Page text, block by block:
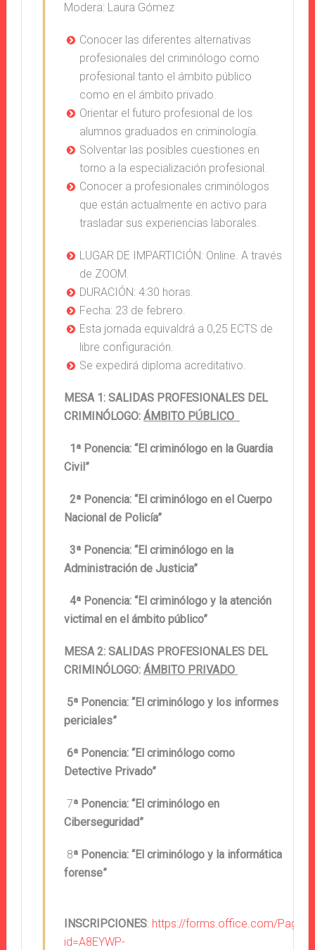
Modera: Laura Gómez
Conocer las diferentes alternativas
profesionales del criminólogo como
profesional tanto el ámbito público
como en el ámbito privado.
Orientar el futuro profesional de los
alumnos graduados en criminología.
Solventar las posibles cuestiones en
torno a la especialización profesional.
Conocer a profesionales criminólogos
que están actualmente en activo para
trasladar sus experiencias laborales.
LUGAR DE IMPARTICIÓN: Online. A través
de ZOOM.
DURACIÓN: 4:30 horas.
Fecha: 23 de febrero.
Esta jornada equivaldrá a 0,25 ECTS de
libre configuración.
Se expedirá diploma acreditativo.
MESA 1: SALIDAS PROFESIONALES DEL
CRIMINÓLOGO: ÁMBITO PÚBLICO
1ª Ponencia: “El criminólogo en la Guardia
Civil”
2ª Ponencia: “El criminólogo en el Cuerpo
Nacional de Policía”
3ª Ponencia: “El criminólogo en la
Administración de Justicia”
4ª Ponencia: “El criminólogo y la atención
victimal en el ámbito público”
MESA 2: SALIDAS PROFESIONALES DEL
CRIMINÓLOGO: ÁMBITO PRIVADO
5ª Ponencia: “El criminólogo y los informes
periciales”
6ª Ponencia: “El criminólogo como
Detective Privado”
7ª Ponencia: “El criminólogo en
Ciberseguridad”
8ª Ponencia: “El criminólogo y la informática
forense”
INSCRIPCIONES: https://forms.office.com/Pages/
id=A8EYWP-